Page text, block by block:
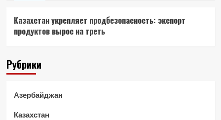
Казахстан укрепляет продбезопасность: экспорт
продуктов вырос на треть
Рубрики
Азербайджан
Казахстан